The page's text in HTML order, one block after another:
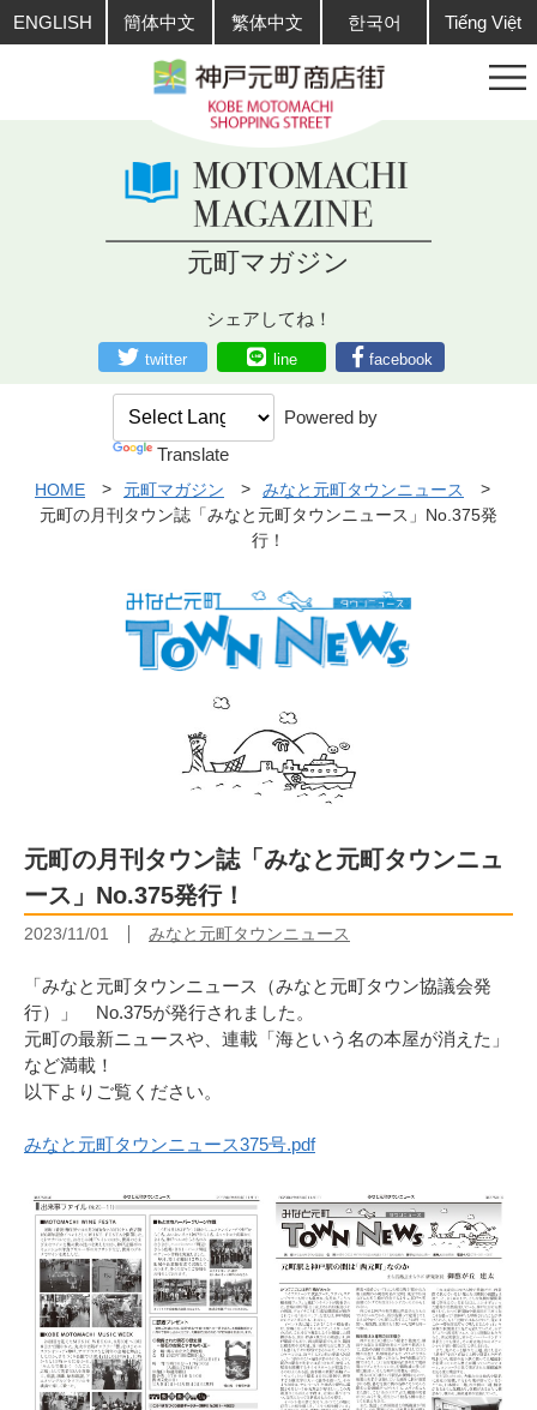
ENGLISH 簡体中文 繁体中文 한국어 Tiếng Việt
元町マガジン
シェアしてね！
twitter line facebook
Powered by
Translate
HOME 元町マガジン
みなと元町タウンニュース
元町の月刊タウン誌「みなと元町タウンニュース」No.375発
行！
元町の月刊タウン誌「みなと元町タウンニュ
ース」No.375発行！
2023/11/01 みなと元町タウンニュース
「みなと元町タウンニュース（みなと元町タウン協議会発
行）」 No.375が発行されました。
元町の最新ニュースや、連載「海という名の本屋が消えた」
など満載！
以下よりご覧ください。
みなと元町タウンニュース375号.pdf